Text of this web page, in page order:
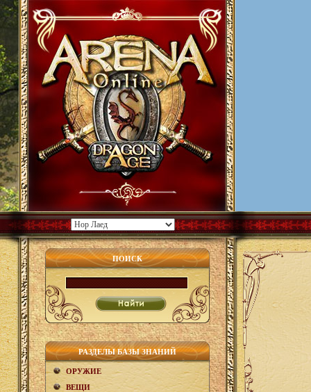
ПОИСК
РАЗДЕЛЫ БАЗЫ ЗНАНИЙ
ОРУЖИЕ
ВЕЩИ